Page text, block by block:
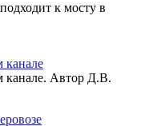
к мосту в
канале. Автор Д.В.